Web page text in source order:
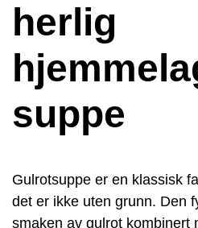
herlig
suppe
Gulrotsuppe er en klassisk
det er ikke uten grunn. Den
smaken av gulrot kombinert